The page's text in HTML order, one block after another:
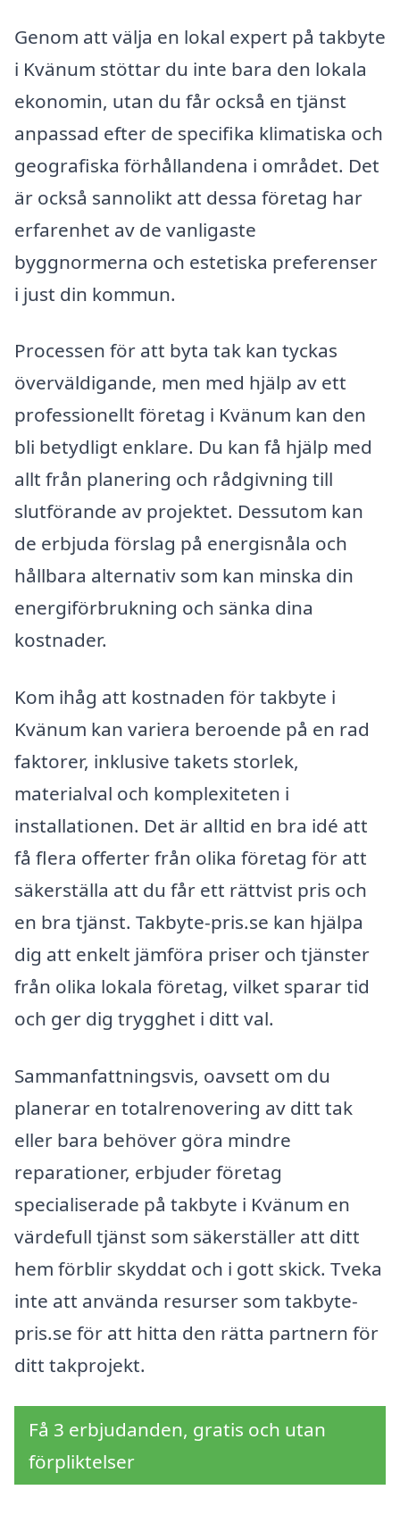
Genom att välja en lokal expert på takbyte
i Kvänum stöttar du inte bara den lokala
ekonomin, utan du får också en tjänst
anpassad efter de specifika klimatiska och
geografiska förhållandena i området. Det
är också sannolikt att dessa företag har
erfarenhet av de vanligaste
byggnormerna och estetiska preferenser
i just din kommun.
Processen för att byta tak kan tyckas
överväldigande, men med hjälp av ett
professionellt företag i Kvänum kan den
bli betydligt enklare. Du kan få hjälp med
allt från planering och rådgivning till
slutförande av projektet. Dessutom kan
de erbjuda förslag på energisnåla och
hållbara alternativ som kan minska din
energiförbrukning och sänka dina
kostnader.
Kom ihåg att kostnaden för takbyte i
Kvänum kan variera beroende på en rad
faktorer, inklusive takets storlek,
materialval och komplexiteten i
installationen. Det är alltid en bra idé att
få flera offerter från olika företag för att
säkerställa att du får ett rättvist pris och
en bra tjänst. Takbyte-pris.se kan hjälpa
dig att enkelt jämföra priser och tjänster
från olika lokala företag, vilket sparar tid
och ger dig trygghet i ditt val.
Sammanfattningsvis, oavsett om du
planerar en totalrenovering av ditt tak
eller bara behöver göra mindre
reparationer, erbjuder företag
specialiserade på takbyte i Kvänum en
värdefull tjänst som säkerställer att ditt
hem förblir skyddat och i gott skick. Tveka
inte att använda resurser som takbyte-
pris.se för att hitta den rätta partnern för
ditt takprojekt.
Få 3 erbjudanden, gratis och utan
förpliktelser